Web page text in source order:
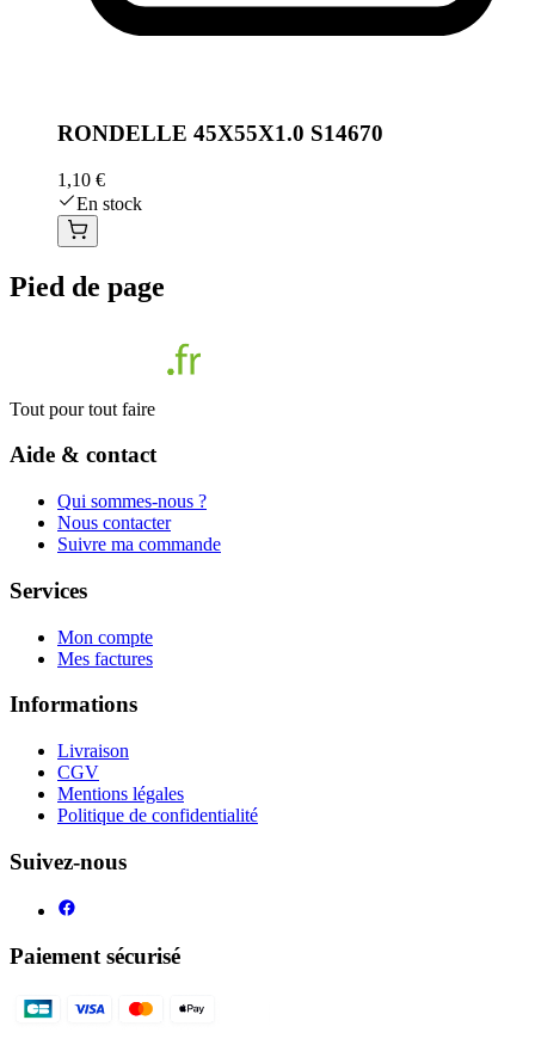
RONDELLE 45X55X1.0 S14670
1,10 €
En stock
Pied de page
Tout pour tout faire
Aide & contact
Qui sommes-nous ?
Nous contacter
Suivre ma commande
Services
Mon compte
Mes factures
Informations
Livraison
CGV
Mentions légales
Politique de confidentialité
Suivez-nous
Paiement sécurisé